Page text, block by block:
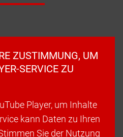
ZUSTIMMUNG, UM
SERVICE ZU
Player, um Inhalte
kann Daten zu Ihren
Sie der Nutzung